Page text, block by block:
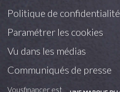
Politique de confidentialité
Paramétrer les cookies
Vu dans les médias
Communiqués de presse
Vousfinancer est